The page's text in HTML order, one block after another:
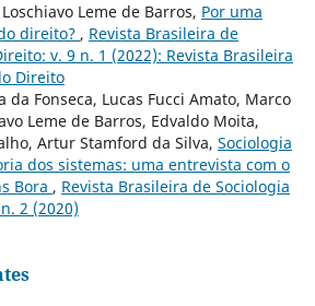
Leme de Barros, Por uma
direito? , Revista Brasileira de
v. 9 n. 1 (2022): Revista Brasileira
Direito
da Fonseca, Lucas Fucci Amato, Marco
Leme de Barros, Edvaldo Moita,
Artur Stamford da Silva, Sociologia
dos sistemas: uma entrevista com o
Bora , Revista Brasileira de Sociologia
2 (2020)